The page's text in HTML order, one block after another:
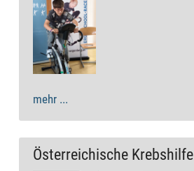
mehr ...
Österreichische Krebshilfe